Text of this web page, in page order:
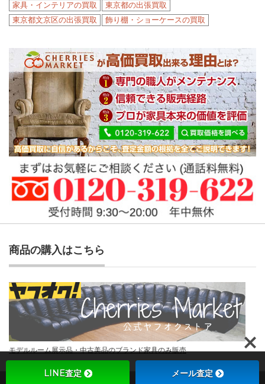
家具・インテリアの買取
東京都の出張買取
東京都文京区の出張買取
飾り棚・ショーケースの買取
商品の購入はこちら
モデルルーム展示品・中古美品のブランド家具のみ販売
LINE査定 メール査定